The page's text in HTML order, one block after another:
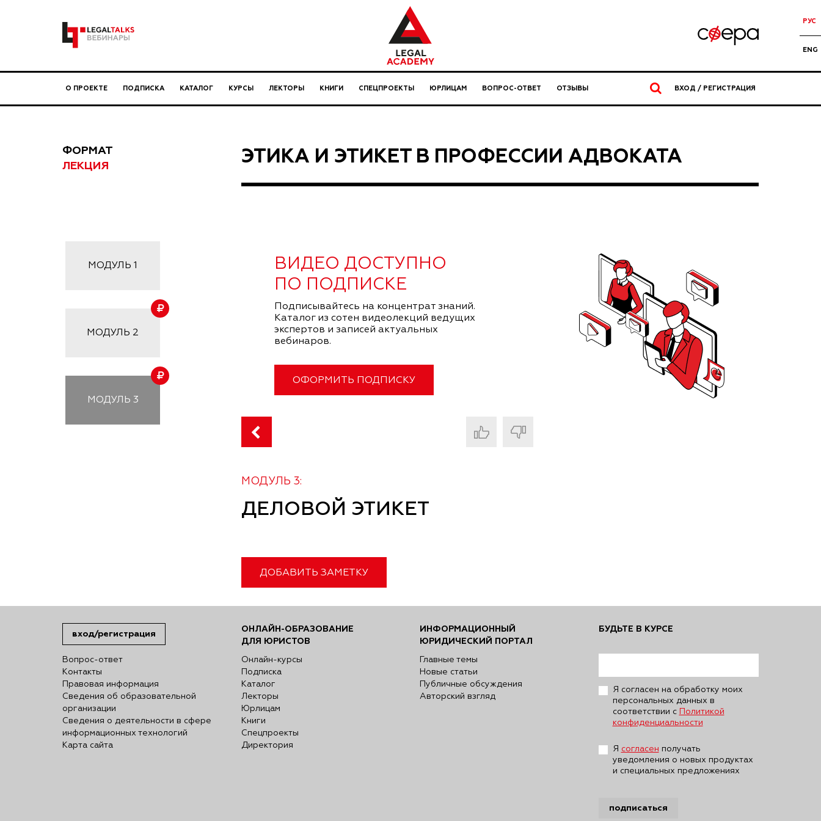
РУС
ENG
О ПРОЕКТЕ ПОДПИСКА КАТАЛОГ КУРСЫ ЛЕКТОРЫ КНИГИ СПЕЦПРОЕКТЫ ЮРЛИЦАМ ВОПРОС-ОТВЕТ ОТЗЫВЫ ВХОД / РЕГИСТРАЦИЯ
ФОРМАТ
ЛЕКЦИЯ
ЭТИКА И ЭТИКЕТ В ПРОФЕССИИ АДВОКАТА
МОДУЛЬ 1
МОДУЛЬ 2
МОДУЛЬ 3
ВИДЕО ДОСТУПНО
ПО ПОДПИСКЕ
Подписывайтесь на концентрат знаний.
Каталог из сотен видеолекций ведущих
экспертов и записей актуальных
вебинаров.
ОФОРМИТЬ ПОДПИСКУ
МОДУЛЬ 3:
ДЕЛОВОЙ ЭТИКЕТ
ДОБАВИТЬ ЗАМЕТКУ
вход/регистрация
Вопрос-ответ
Контакты
Правовая информация
Сведения об образовательной
организации
Сведения о деятельности в сфере
информационных технологий
Карта сайта
ОНЛАЙН-ОБРАЗОВАНИЕ
ДЛЯ ЮРИСТОВ
Онлайн-курсы
Подписка
Каталог
Лекторы
Юрлицам
Книги
Спецпроекты
Директория
ИНФОРМАЦИОННЫЙ
ЮРИДИЧЕСКИЙ ПОРТАЛ
Главные темы
Новые статьи
Публичные обсуждения
Авторский взгляд
БУДЬТЕ В КУРСЕ
Я согласен на обработку моих
персональных данных в
соответствии с Политикой
конфиденциальности
Я согласен получать
уведомления о новых продуктах
и специальных предложениях
подписаться